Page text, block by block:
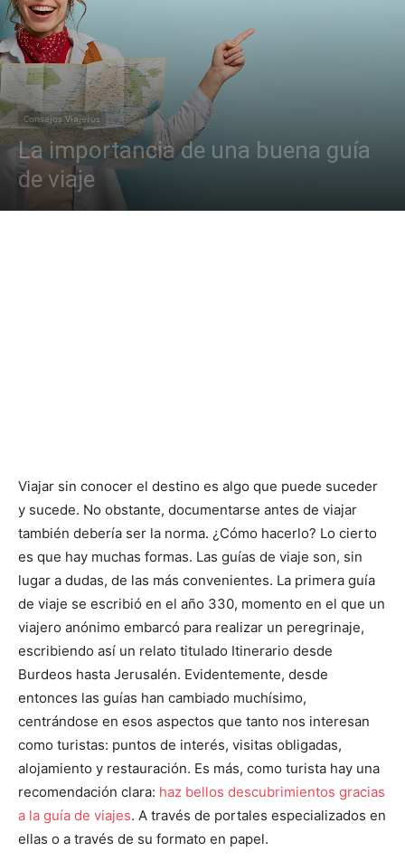
Consejos Viajeros
La importancia de una buena guía
de viaje
Viajar sin conocer el destino es algo que puede suceder
y sucede. No obstante, documentarse antes de viajar
también debería ser la norma. ¿Cómo hacerlo? Lo cierto
es que hay muchas formas. Las guías de viaje son, sin
lugar a dudas, de las más convenientes. La primera guía
de viaje se escribió en el año 330, momento en el que un
viajero anónimo embarcó para realizar un peregrinaje,
escribiendo así un relato titulado Itinerario desde
Burdeos hasta Jerusalén. Evidentemente, desde
entonces las guías han cambiado muchísimo,
centrándose en esos aspectos que tanto nos interesan
como turistas: puntos de interés, visitas obligadas,
alojamiento y restauración. Es más, como turista hay una
recomendación clara: haz bellos descubrimientos gracias
a la guía de viajes. A través de portales especializados en
ellas o a través de su formato en papel.